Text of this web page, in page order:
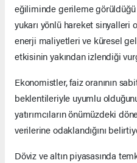
eğiliminde gerileme görüldüğü
yukarı yönlü hareket
enerji maliyetleri ve küresel
etkisinin yakından izlendiği
Ekonomistler, faiz oranının
beklentileriyle uyumlu
yatırımcıların önümüzdeki
verilerine odaklandığını
Döviz ve altın piyasasında